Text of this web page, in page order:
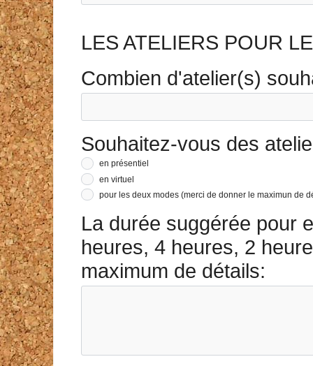
LES ATELIERS POUR
Combien d'atelier(s)
Souhaitez-vous des
en présentiel
en virtuel
pour les deux modes (merci de donner le maximun de
La durée suggérée pour
heures, 4 heures, 2
maximum de détails: